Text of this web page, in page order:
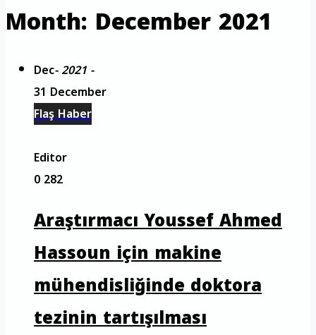
Month: December 2021
Dec- 2021 -
31 December
Flaş Haber
Editor
0282
Araştırmacı Youssef Ahmed
Hassoun için makine
mühendisliğinde doktora
tezinin tartışılması